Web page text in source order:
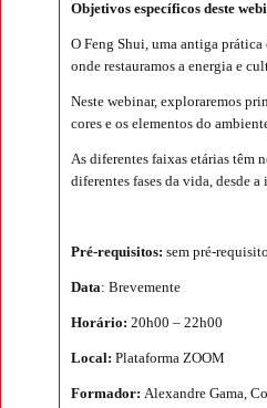
Objetivos específicos deste
O Feng Shui, uma antiga prática
onde restauramos a energia e
Neste webinar, exploraremos
cores e os elementos do
As diferentes faixas etárias têm
diferentes fases da vida, desde
Pré-requisitos: sem pré-
Data: Brevemente
Horário: 20h00 – 22h00
Local: Plataforma ZOOM
Formador: Alexandre Gama,